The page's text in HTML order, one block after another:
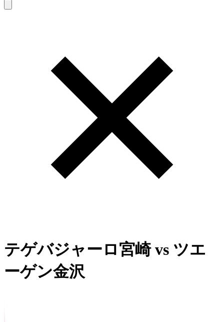
テゲバジャーロ宮崎vs ツエ
ーゲン金沢